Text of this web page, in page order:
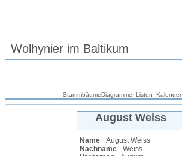
Wolhynier im Baltikum
StammbäumeDiagramme Listen Kalender
August Weiss
Name AugustWeiss
Nachname
Weiss